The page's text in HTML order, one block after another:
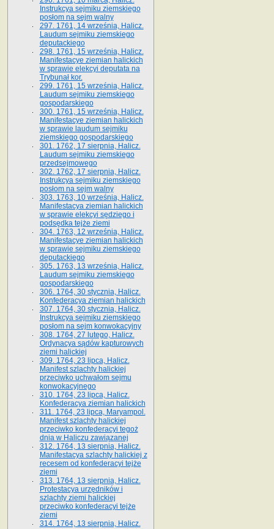
Instrukcya sejmiku ziemskiego
posłom na sejm walny
297. 1761, 14 września, Halicz.
Laudum sejmiku ziemskiego
deputackiego
298. 1761, 15 września, Halicz.
Manifestacye ziemian halickich
w sprawie elekcyi deputata na
Trybunał kor.
299. 1761, 15 września, Halicz.
Laudum sejmiku ziemskiego
gospodarskiego
300. 1761, 15 września, Halicz.
Manifestacye ziemian halickich
w sprawie laudum sejmiku
ziemskiego gospodarskiego
301. 1762, 17 sierpnia, Halicz.
Laudum sejmiku ziemskiego
przedsejmowego
302. 1762, 17 sierpnia, Halicz.
Instrukcya sejmiku ziemskiego
posłom na sejm walny
303. 1763, 10 września, Halicz.
Manifestacya ziemian halickich
w sprawie elekcyi sędziego i
podsędka tejże ziemi
304. 1763, 12 września, Halicz.
Manifestacye ziemian halickich
w sprawie sejmiku ziemskiego
deputackiego
305. 1763, 13 września, Halicz.
Laudum sejmiku ziemskiego
gospodarskiego
306. 1764, 30 stycznia, Halicz.
Konfederacya ziemian halickich
307. 1764, 30 stycznia, Halicz.
Instrukcya sejmiku ziemskiego
posłom na sejm konwokacyjny
308. 1764, 27 lutego, Halicz.
Ordynacya sądów kapturowych
ziemi halickiej
309. 1764, 23 lipca, Halicz.
Manifest szlachty halickiej
przeciwko uchwałom sejmu
konwokacyjnego
310. 1764, 23 lipca, Halicz.
Konfederacya ziemian halickich
311. 1764, 23 lipca, Maryampol.
Manifest szlachty halickiej
przeciwko konfederacyi tegoż
dnia w Haliczu zawiązanej
312. 1764, 13 sierpnia, Halicz.
Manifestacya szlachty halickiej z
recesem od konfederacyi tejże
ziemi
313. 1764, 13 sierpnia, Halicz.
Protestacya urzędników i
szlachty ziemi halickiej
przeciwko konfederacyi tejże
ziemi
314. 1764, 13 sierpnia, Halicz.